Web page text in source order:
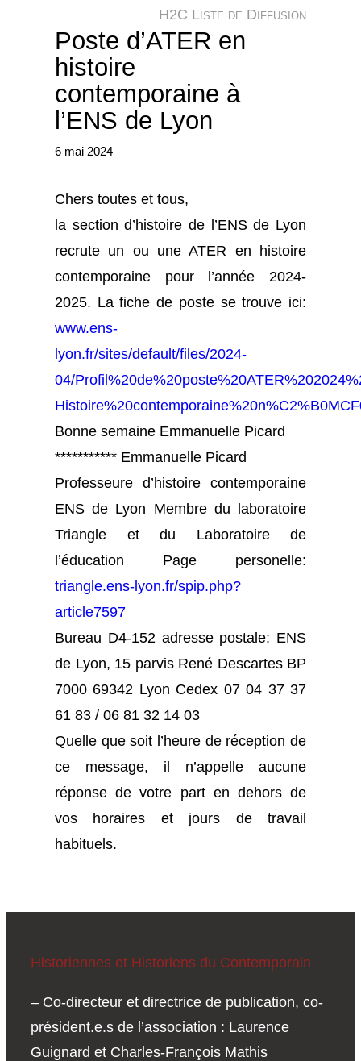
H2C Liste de Diffusion
Poste d’ATER en
histoire
contemporaine à
l’ENS de Lyon
6 mai 2024
Chers toutes et tous,
la section d’histoire de l’ENS de Lyon
recrute un ou une ATER en histoire
contemporaine pour l’année 2024-
2025. La fiche de poste se trouve ici:
www.ens-
lyon.fr/sites/default/files/2024-
04/
Bonne semaine Emmanuelle Picard
*********** Emmanuelle Picard
Professeure d’histoire contemporaine
ENS de Lyon Membre du laboratoire
Triangle et du Laboratoire de
l’éducation Page personelle:
triangle.ens-lyon.fr/spip.php?
article7597
Bureau D4-152 adresse postale: ENS
de Lyon, 15 parvis René Descartes BP
7000 69342 Lyon Cedex 07 04 37 37
61 83 / 06 81 32 14 03
Quelle que soit l’heure de réception de
ce message, il n’appelle aucune
réponse de votre part en dehors de
vos horaires et jours de travail
habituels.
Historiennes et Historiens du Contemporain
– Co-directeur et directrice de publication, co-
président.e.s de l’association : Laurence
Guignard et Charles-François Mathis